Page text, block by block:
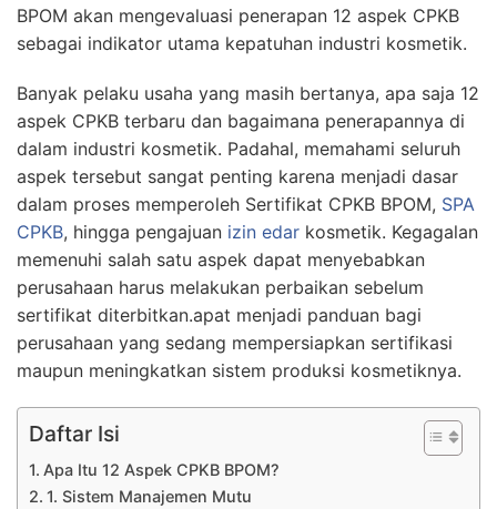
BPOM akan mengevaluasi penerapan 12 aspek CPKB
sebagai indikator utama kepatuhan industri kosmetik.
Banyak pelaku usaha yang masih bertanya, apa saja 12
aspek CPKB terbaru dan bagaimana penerapannya di
dalam industri kosmetik. Padahal, memahami seluruh
aspek tersebut sangat penting karena menjadi dasar
dalam proses memperoleh Sertifikat CPKB BPOM, SPA
CPKB, hingga pengajuan izin edar kosmetik. Kegagalan
memenuhi salah satu aspek dapat menyebabkan
perusahaan harus melakukan perbaikan sebelum
sertifikat diterbitkan.apat menjadi panduan bagi
perusahaan yang sedang mempersiapkan sertifikasi
maupun meningkatkan sistem produksi kosmetiknya.
Daftar Isi
Apa Itu 12 Aspek CPKB BPOM?
1. Sistem Manajemen Mutu